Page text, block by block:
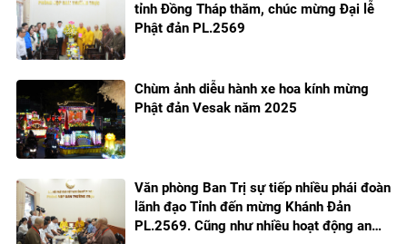
tỉnh Đồng Tháp thăm, chúc mừng Đại lễ
Phật đản PL.2569
Chùm ảnh diễu hành xe hoa kính mừng
Phật đản Vesak năm 2025
Văn phòng Ban Trị sự tiếp nhiều phái đoàn
lãnh đạo Tỉnh đến mừng Khánh Đản
PL.2569. Cũng như nhiều hoạt động an